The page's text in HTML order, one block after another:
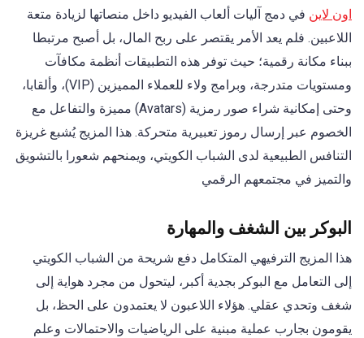
اون لاين في دمج آليات ألعاب الفيديو داخل منصاتها لزيادة متعة
اللاعبين. فلم يعد الأمر يقتصر على ربح المال، بل أصبح مرتبطا
ببناء مكانة رقمية؛ حيث توفر هذه التطبيقات أنظمة مكافآت
ومستويات متدرجة، وبرامج ولاء للعملاء المميزين (VIP)، وألقابا،
وحتى إمكانية شراء صور رمزية (Avatars) مميزة والتفاعل مع
الخصوم عبر إرسال رموز تعبيرية متحركة. هذا المزيج يُشبع غريزة
التنافس الطبيعية لدى الشباب الكويتي، ويمنحهم شعورا بالتشويق
والتميز في مجتمعهم الرقمي
البوكر بين الشغف والمهارة
هذا المزيج الترفيهي المتكامل دفع شريحة من الشباب الكويتي
إلى التعامل مع البوكر بجدية أكبر، ليتحول من مجرد هواية إلى
شغف وتحدي عقلي. هؤلاء اللاعبون لا يعتمدون على الحظ، بل
يقومون بجارب عملية مبنية على الرياضيات والاحتمالات وعلم